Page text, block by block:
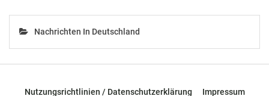
Nachrichten In Deutschland
Nutzungsrichtlinien / Datenschutzerklärung Impressum